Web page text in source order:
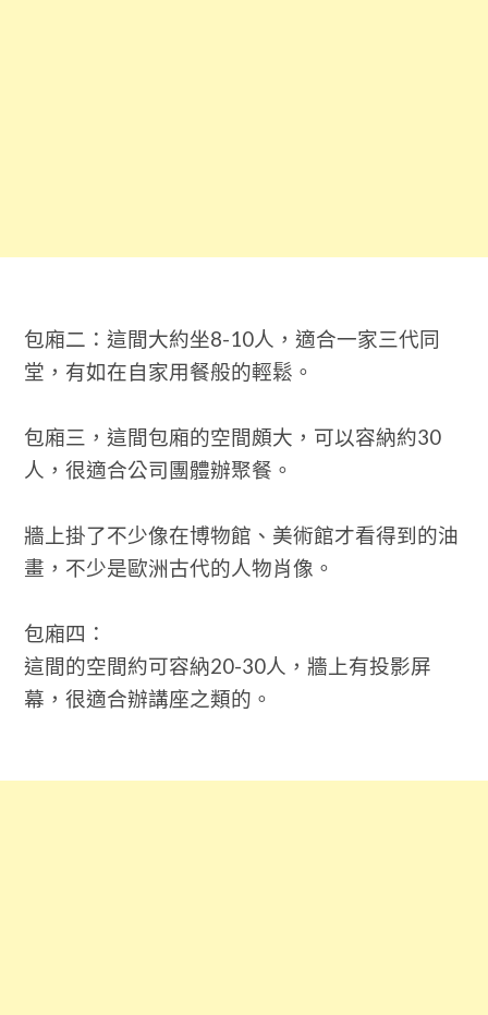
包廂二：這間大約坐8-10人，適合一家三代同
堂，有如在自家用餐般的輕鬆。
包廂三，這間包廂的空間頗大，可以容納約30
人，很適合公司團體辦聚餐。
牆上掛了不少像在博物館、美術館才看得到的油
畫，不少是歐洲古代的人物肖像。
包廂四：
這間的空間約可容納20-30人，牆上有投影屏
幕，很適合辦講座之類的。